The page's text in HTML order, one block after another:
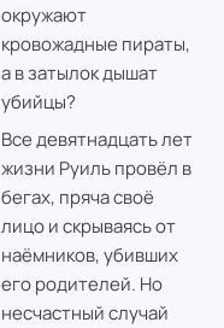
окружают
кровожадные пираты,
а в затылок дышат
убийцы?
Все девятнадцать лет
жизни Руиль провёл в
бегах, пряча своё
лицо и скрываясь от
наёмников, убивших
его родителей. Но
несчастный случай